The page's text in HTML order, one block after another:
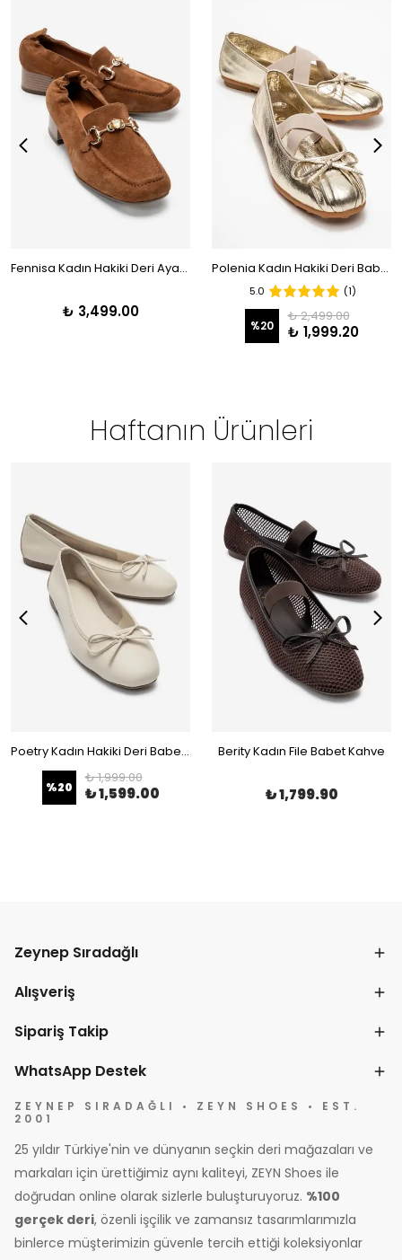
Fennisa Kadın Hakiki Deri Ayakkabı Taba Süet
₺ 3,499.00
Polenia Kadın Hakiki Deri Babet Dore Color-Match Deri Astar
5.0 (1)
%20
₺ 2,499.00
₺ 1,999.20
Haftanın Ürünleri
Poetry Kadın Hakiki Deri Babet Bej
%20
₺ 1,999.00
₺ 1,599.00
Berity Kadın File Babet Kahve
₺ 1,799.90
Zeynep Sıradağlı
Alışveriş
Sipariş Takip
WhatsApp Destek
ZEYNEP SIRADAĞLI • ZEYN SHOES • EST.
2001
25 yıldır Türkiye'nin ve dünyanın seçkin deri mağazaları ve
markaları için ürettiğimiz aynı kaliteyi, ZEYN Shoes ile
doğrudan online olarak sizlerle buluşturuyoruz. %100
gerçek deri, özenli işçilik ve zamansız tasarımlarımızla
binlerce müşterimizin güvenle tercih ettiği koleksiyonlar